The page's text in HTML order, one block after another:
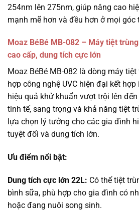
254nm lên 275nm, giúp nâng cao
mạnh mẽ hơn và đều hơn ở mọi góc
Moaz BéBé MB-082 – Máy tiệt
cao cấp, dung tích cực lớn
Moaz BéBé MB-082 là dòng máy
hợp công nghệ UVC hiện đại kết
hiệu quả khử khuẩn vượt trội lên đến
tinh tế, sang trọng và khả năng tiệt
lựa chọn lý tưởng cho các gia đình
tuyệt đối và dung tích lớn.
Ưu điểm nổi bật:
Dung tích cực lớn 22L: Có thể tiệt
bình sữa, phù hợp cho gia đình có
hoặc đang nuôi song sinh.